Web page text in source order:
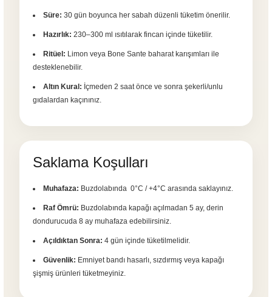
Süre: 30 gün boyunca her sabah düzenli tüketim önerilir.
Hazırlık: 230–300 ml ısıtılarak fincan içinde tüketilir.
Ritüel: Limon veya Bone Sante baharat karışımları ile
desteklenebilir.
Altın Kural: İçmeden 2 saat önce ve sonra şekerli/unlu
gıdalardan kaçınınız.
Saklama Koşulları
Muhafaza: Buzdolabında 0°C / +4°C arasında saklayınız.
Raf Ömrü: Buzdolabında kapağı açılmadan 5 ay, derin
dondurucuda 8 ay muhafaza edebilirsiniz.
Açıldıktan Sonra: 4 gün içinde tüketilmelidir.
Güvenlik: Emniyet bandı hasarlı, sızdırmış veya kapağı
şişmiş ürünleri tüketmeyiniz.